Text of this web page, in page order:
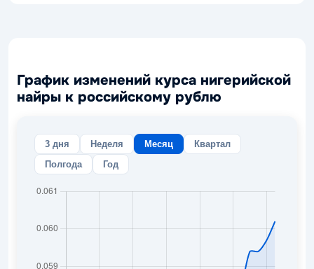
График изменений курса нигерийской
найры к российскому рублю
3 дня Неделя Месяц
Квартал
Полгода
Год